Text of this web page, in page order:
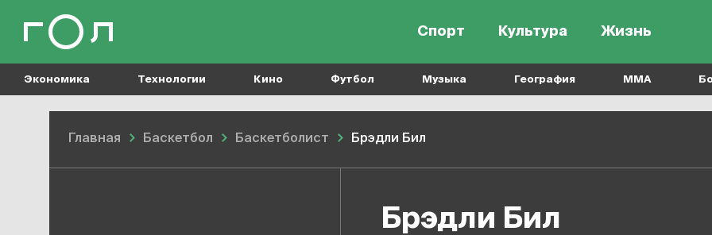
Спорт Культура Жизнь
Экономика Технологии Кино Футбол Музыка География MMA
Главная Баскетбол Баскетболист Брэдли Бил
Брэдли Бил